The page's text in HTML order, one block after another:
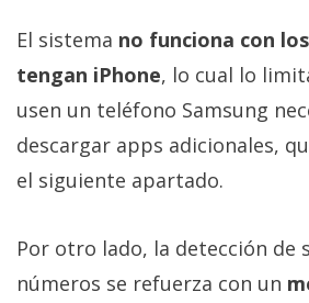
El sistema no funciona con
tengan iPhone, lo cual lo
usen un teléfono Samsung
descargar apps adicionales,
el siguiente apartado.
Por otro lado, la detección de
números se refuerza con un